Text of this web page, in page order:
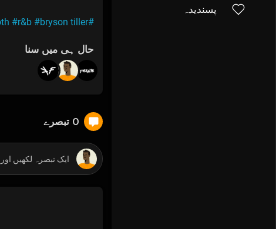
پسندیدہ
#trapsoul
#r&b #bryson tiller
حال ہی میں سنا
0 تبصرے